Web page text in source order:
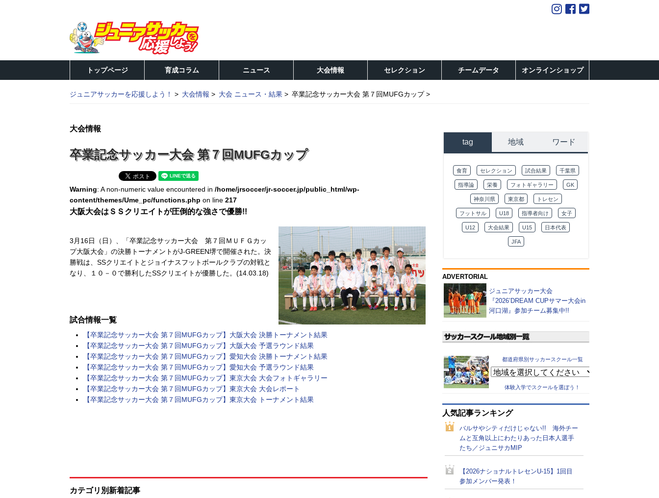
トップページ 育成コラム ニュース 大会情報 セレクション チームデータ オンラインショップ
ジュニアサッカーを応援しよう！ 大会情報 大会 ニュース・結果 卒業記念サッカー大会 第７回MUFGカップ
大会情報
卒業記念サッカー大会 第７回MUFGカップ
Warning: A non-numeric value encountered in /home/jrsoccer/jr-soccer.jp/public_html/wp-
content/themes/Ume_pc/functions.php on line 217
大阪大会はＳＳクリエイトが圧倒的な強さで優勝!!
3月16日（日）、「卒業記念サッカー大会 第７回ＭＵＦＧカッ
プ大阪大会」の決勝トーナメントがJ-GREEN堺で開催された。決
勝戦は、SSクリエイトとジョイナスフットボールクラブの対戦と
なり、１０－０で勝利したSSクリエイトが優勝した。(14.03.18)
試合情報一覧
【卒業記念サッカー大会 第７回MUFGカップ】大阪大会 決勝トーナメント結果
【卒業記念サッカー大会 第７回MUFGカップ】大阪大会 予選ラウンド結果
【卒業記念サッカー大会 第７回MUFGカップ】愛知大会 決勝トーナメント結果
【卒業記念サッカー大会 第７回MUFGカップ】愛知大会 予選ラウンド結果
【卒業記念サッカー大会 第７回MUFGカップ】東京大会 大会フォトギャラリー
【卒業記念サッカー大会 第７回MUFGカップ】東京大会 大会レポート
【卒業記念サッカー大会 第７回MUFGカップ】東京大会 トーナメント結果
カテゴリ別新着記事
tag 地域 ワード
食育 セレクション 試合結果 千葉県
指導論 栄養 フォトギャラリー GK
神奈川県 東京都 トレセン
フットサル U18 指導者向け 女子
U12 大会結果 U15 日本代表
JFA
ADVERTORIAL
ジュニアサッカー大会
『2026’DREAM CUPサマー大会in
河口湖』参加チーム募集中!!
都道府県別サッカースクール一覧
体験入学でスクールを選ぼう！
人気記事ランキング
バルサやシティだけじゃない!! 海外チー
ムと互角以上にわたりあった日本人選手
たち／ジュニサカMIP
【2026ナショナルトレセンU-15】1回目
参加メンバー発表！